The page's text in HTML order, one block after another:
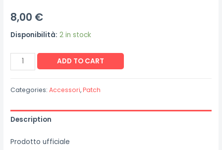
8,00 €
Disponibilità: 2 in stock
Patch
"Ramones"
ADD TO CART
Categories:Accessori,Patch
Description
Prodotto ufficiale